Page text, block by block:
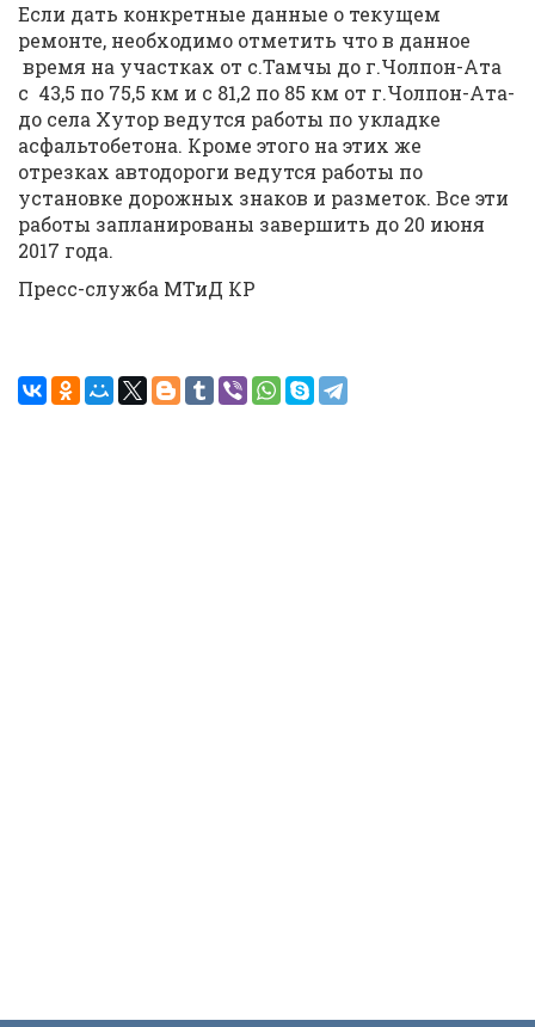
Если дать конкретные данные о текущем
ремонте, необходимо отметить что в данное
время на участках от с.Тамчы до г.Чолпон-Ата
с 43,5 по 75,5 км и с 81,2 по 85 км от г.Чолпон-Ата-
до села Хутор ведутся работы по укладке
асфальтобетона. Кроме этого на этих же
отрезках автодороги ведутся работы по
установке дорожных знаков и разметок. Все эти
работы запланированы завершить до 20 июня
2017 года.
Пресс-служба МТиД КР